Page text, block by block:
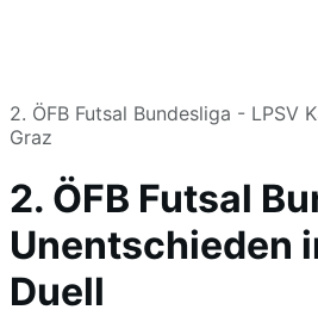
2. ÖFB Futsal Bundesliga - LPSV
Graz
2. ÖFB Futsal
Unentschieden
Duell